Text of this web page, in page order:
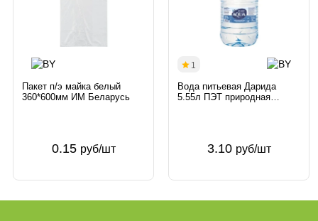
Пакет п/э майка белый
360*600мм ИМ Беларусь
0.15 руб/шт
1
Вода питьевая Дарида
5.55л ПЭТ природная
3.10 руб/шт